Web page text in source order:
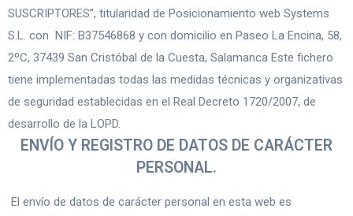
SUSCRIPTORES”, titularidad de Posicionamiento web Systems
S.L. con NIF: B37546868 y con domicilio en Paseo La Encina, 58,
2ºC, 37439 San Cristóbal de la Cuesta, Salamanca Este fichero
tiene implementadas todas las medidas técnicas y organizativas
de seguridad establecidas en el Real Decreto 1720/2007, de
desarrollo de la LOPD.
ENVÍO Y REGISTRO DE DATOS DE CARÁCTER
PERSONAL.
El envío de datos de carácter personal en esta web es